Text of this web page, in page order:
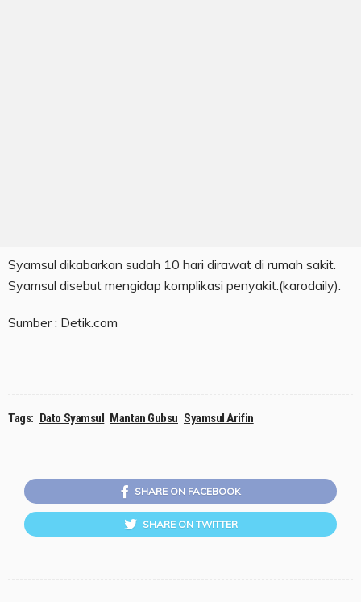
Syamsul dikabarkan sudah 10 hari dirawat di rumah sakit.
Syamsul disebut mengidap komplikasi penyakit.(karodaily).
Sumber : Detik.com
Tags: Dato Syamsul Mantan Gubsu Syamsul Arifin
SHARE ON FACEBOOK
SHARE ON TWITTER